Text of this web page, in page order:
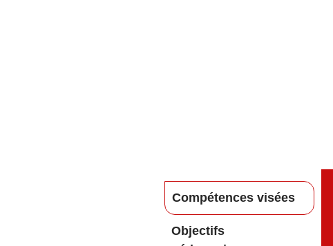
Compétences visées
Objectifs
de formation professionnelle sera établi entre le futur